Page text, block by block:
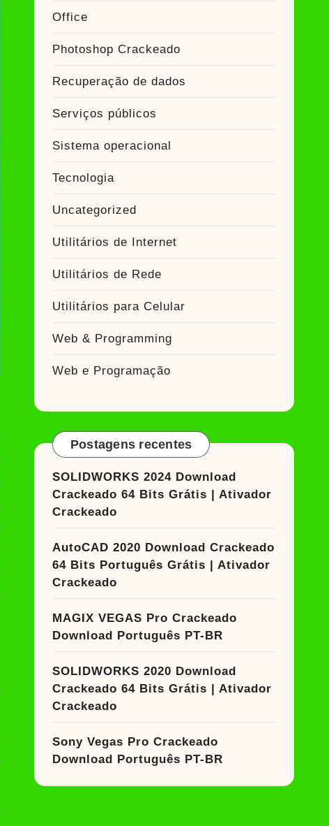
Office
Photoshop Crackeado
Recuperação de dados
Serviços públicos
Sistema operacional
Tecnologia
Uncategorized
Utilitários de Internet
Utilitários de Rede
Utilitários para Celular
Web & Programming
Web e Programação
Postagens recentes
SOLIDWORKS 2024 Download
Crackeado 64 Bits Grátis | Ativador
Crackeado
AutoCAD 2020 Download Crackeado
64 Bits Português Grátis | Ativador
Crackeado
MAGIX VEGAS Pro Crackeado
Download Português PT-BR
SOLIDWORKS 2020 Download
Crackeado 64 Bits Grátis | Ativador
Crackeado
Sony Vegas Pro Crackeado
Download Português PT-BR